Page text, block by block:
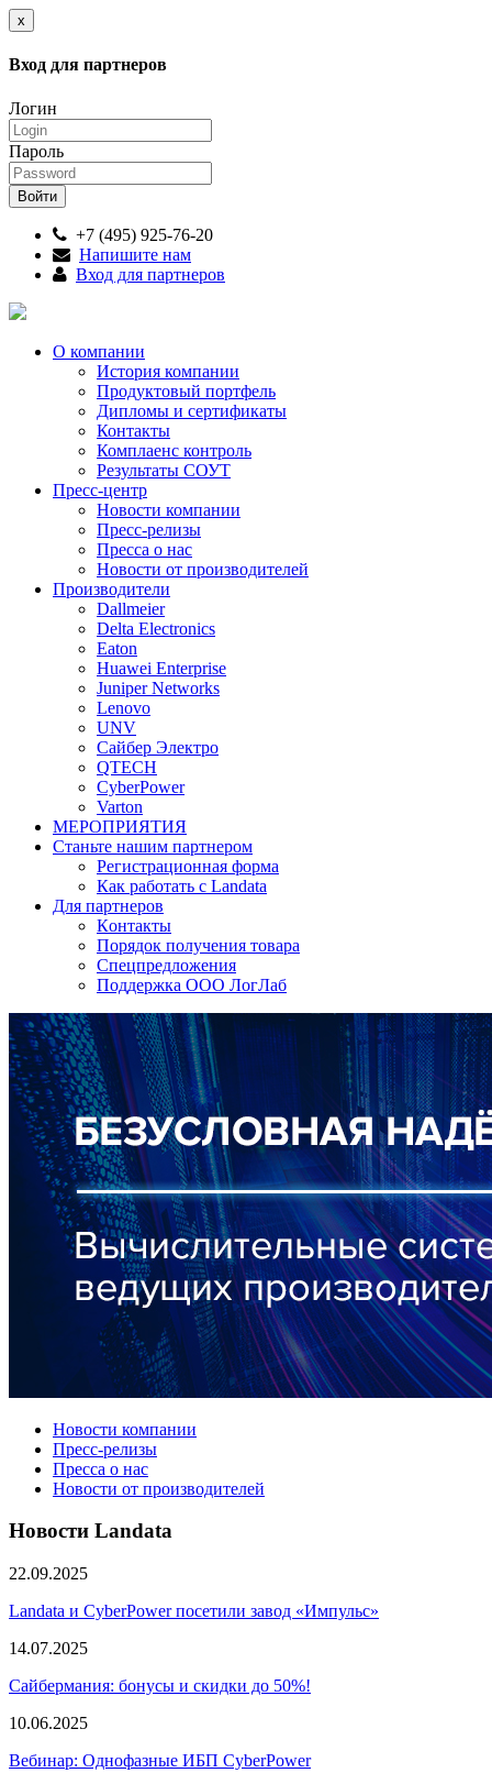
x
Вход для партнеров
Логин
Пароль
+7 (495) 925-76-20
Напишите нам
Вход для партнеров
О компании
История компании
Продуктовый портфель
Дипломы и сертификаты
Контакты
Комплаенс контроль
Результаты СОУТ
Пресс-центр
Новости компании
Пресс-релизы
Пресса о нас
Новости от производителей
Производители
Dallmeier
Delta Electronics
Eaton
Huawei Enterprise
Juniper Networks
Lenovo
UNV
Сайбер Электро
QTECH
CyberPower
Varton
МЕРОПРИЯТИЯ
Станьте нашим партнером
Регистрационная форма
Как работать с Landata
Для партнеров
Кoнтaкты
Порядок получения товара
Спецпредложения
Поддержка ООО ЛогЛаб
Новости компании
Пресс-релизы
Пресса о нас
Новости от производителей
Новости Landata
22.09.2025
Landata и CyberPower посетили завод «Импульс»
14.07.2025
Сайбермания: бонусы и скидки до 50%!
10.06.2025
Вебинар: Однофазные ИБП CyberPower